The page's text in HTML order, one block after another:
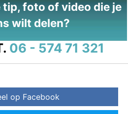
tip, foto of video die je
wilt delen?
06 - 574 71 321
op Facebook